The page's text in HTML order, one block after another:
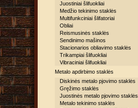
Juostiniai šlifuokliai
Medžio tekinimo staklės
Multifunkciniai šlifatoriai
Obliai
Reismusinės staklės
Sendinimo mašinos
Stacionarios obliavimo staklės
Trikampiai šlifuokliai
Vibraciniai šlifuokliai
Metalo apdirbimo staklės
Diskinės metalo pjovimo staklės
Gręžimo staklės
Juostinės metalo pjovimo staklės
Metalo tekinimo staklės